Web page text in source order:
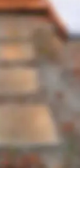
teilen
Kontaktdaten
klostersee/1-tiny-